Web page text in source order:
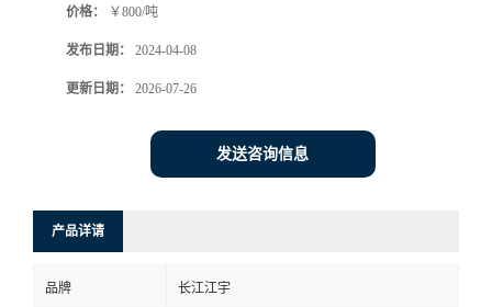
价格： ￥800/吨
发布日期： 2024-04-08
更新日期： 2026-07-26
发送咨询信息
产品详请
品牌 长江江宇